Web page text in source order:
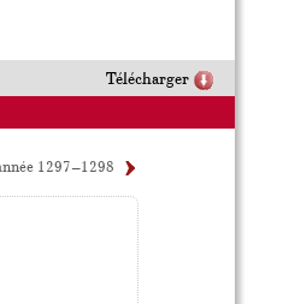
Télécharger
1297–1298